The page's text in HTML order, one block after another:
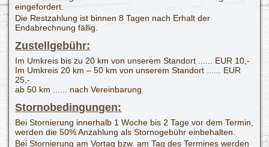
eingefordert.
Die Restzahlung ist binnen 8 Tagen nach Erhalt der
Endabrechnung fällig.
Zustellgebühr:
Im Umkreis bis zu 20 km von unserem Standort ...... EUR 10,-
Im Umkreis 20 km – 50 km von unserem Standort ...... EUR
25,-
ab 50 km ...... nach Vereinbarung
Stornobedingungen:
Bei Stornierung innerhalb 1 Woche bis 2 Tage vor dem Termin,
werden die 50% Anzahlung als Stornogebühr einbehalten.
Bei Stornierung am Vortag bzw. am Tag des Termines werden